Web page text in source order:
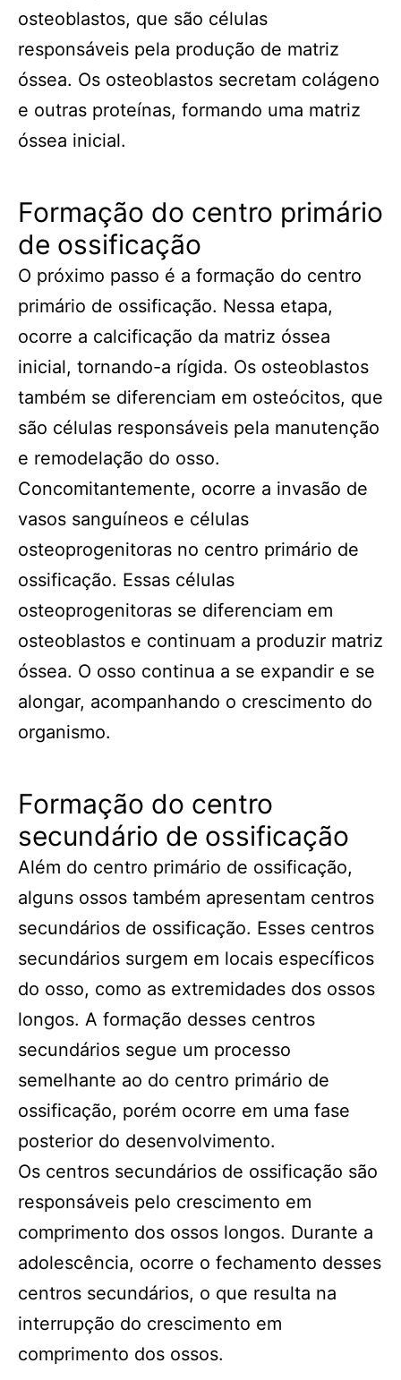
osteoblastos, que são células
responsáveis pela produção de matriz
óssea. Os osteoblastos secretam colágeno
e outras proteínas, formando uma matriz
óssea inicial.
Formação do centro primário
de ossificação
O próximo passo é a formação do centro
primário de ossificação. Nessa etapa,
ocorre a calcificação da matriz óssea
inicial, tornando-a rígida. Os osteoblastos
também se diferenciam em osteócitos, que
são células responsáveis pela manutenção
e remodelação do osso.
Concomitantemente, ocorre a invasão de
vasos sanguíneos e células
osteoprogenitoras no centro primário de
ossificação. Essas células
osteoprogenitoras se diferenciam em
osteoblastos e continuam a produzir matriz
óssea. O osso continua a se expandir e se
alongar, acompanhando o crescimento do
organismo.
Formação do centro
secundário de ossificação
Além do centro primário de ossificação,
alguns ossos também apresentam centros
secundários de ossificação. Esses centros
secundários surgem em locais específicos
do osso, como as extremidades dos ossos
longos. A formação desses centros
secundários segue um processo
semelhante ao do centro primário de
ossificação, porém ocorre em uma fase
posterior do desenvolvimento.
Os centros secundários de ossificação são
responsáveis pelo crescimento em
comprimento dos ossos longos. Durante a
adolescência, ocorre o fechamento desses
centros secundários, o que resulta na
interrupção do crescimento em
comprimento dos ossos.